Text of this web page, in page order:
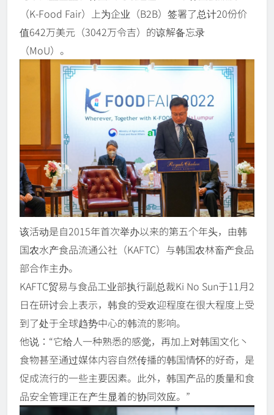
（K-Food Fair）上为企业（B2B）签署了总计20份价
值642万美元（3042万令吉）的谅解备忘录
（MoU）。
该活动是自2015年首次举办以来的第五个年头，由韩
国农水产食品流通公社（KAFTC）与韩国农林畜产食品
部合作主办。
KAFTC贸易与食品工业部执行副总裁Ki No Sun于11月2
日在研讨会上表示，韩食的受欢迎程度在很大程度上受
到了处于全球趋势中心的韩流的影响。
他说：“它给人一种熟悉的感觉，再加上对韩国文化丶
食物甚至通过媒体内容自然传播的韩国情怀的好奇，是
促成流行的一些主要因素。此外，韩国产品的质量和食
品安全管理正在产生显着的协同效应。”